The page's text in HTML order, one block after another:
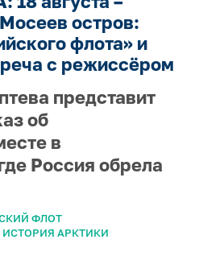
остров:
флота» и
с режиссёром
представит
об
в
Россия обрела
ФЛОТ
ИСТОРИЯ АРКТИКИ